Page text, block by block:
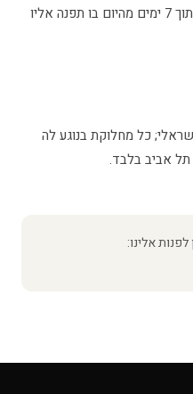
הפרת תנאי השימוש על ידו, וזאת בתוך 7 ימים מהיום בו תפנה אליו
כל מחלוקת בנוגע לה
אביב בלבד.
אלינו: